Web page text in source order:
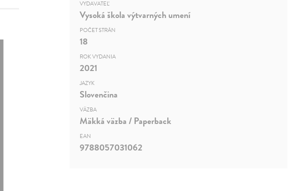
VYDAVATEĽ
Vysoká škola výtvarných umení
POČET STRÁN
18
ROK VYDANIA
2021
JAZYK
Slovenčina
VÄZBA
Mäkká väzba / Paperback
EAN
9788057031062